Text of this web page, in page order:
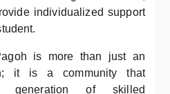
individualized support
is more than just an
it is a community that
generation of skilled